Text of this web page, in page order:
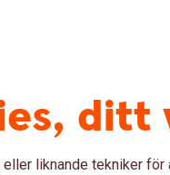
klimatmål
mål om att sänka
för
ditt
liknande tekniker för